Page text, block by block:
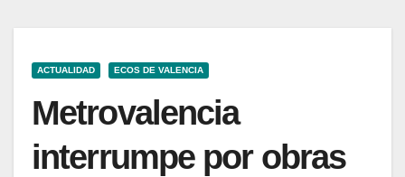
ACTUALIDAD ECOS DE VALENCIA
Metrovalencia
interrumpe por obras